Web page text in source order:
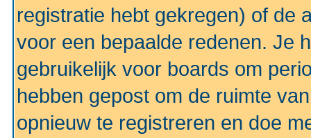
registratie hebt gekregen) of de
voor een bepaalde redenen. Je
gebruikelijk voor boards om
hebben gepost om de ruimte
opnieuw te registreren en doe